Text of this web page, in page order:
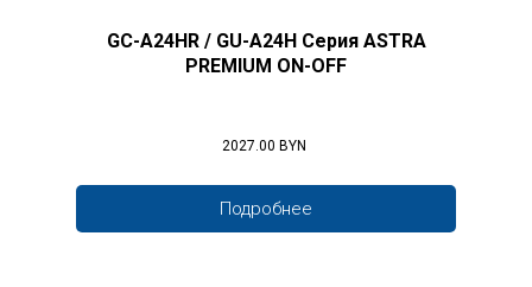
GC-A24HR / GU-A24H Серия ASTRA
PREMIUM ON-OFF
2027.00 BYN
Подробнее